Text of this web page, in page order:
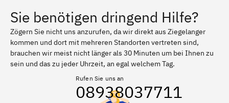
Sie benötigen dringend Hilfe?
Zögern Sie nicht uns anzurufen, da wir direkt aus Ziegelanger
kommen und dort mit mehreren Standorten vertreten sind,
brauchen wir meist nicht länger als 30 Minuten um bei Ihnen zu
sein und das zu jeder Uhrzeit, an egal welchem Tag.
Rufen Sie uns an
08938037711